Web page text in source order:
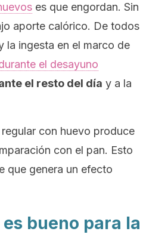
es que engordan. Sin
aporte calórico. De todos
la ingesta en el marco de
el desayuno
el resto del día y a la
con huevo produce
con el pan. Esto
que genera un efecto
bueno para la